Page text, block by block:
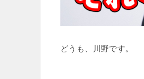
どうも、川野です。